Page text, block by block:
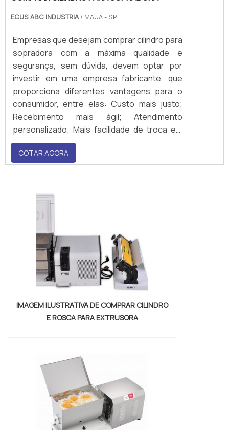
ECUS ABC INDUSTRIA/ MAUÁ - SP
Empresas que desejam comprar cilindro para
sopradora com a máxima qualidade e
segurança, sem dúvida, devem optar por
investir em uma empresa fabricante, que
proporciona diferentes vantagens para o
consumidor, entre elas: Custo mais justo;
Recebimento mais ágil; Atendimento
personalizado; Mais facilidade de troca em
casos de danos ou falhas. Além desses
benefícios, optar por uma empresa
fabricante desse tipo de peça é também
COTAR AGORA
IMAGEM ILUSTRATIVA DE COMPRAR CILINDRO
E ROSCA PARA EXTRUSORA